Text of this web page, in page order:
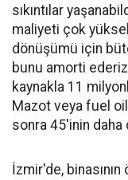
sıkıntılar
maliyeti çok
dönüşümü için
bunu amorti ederiz'
kaynakla 11
Mazot veya fuel
sonra 45'inin daha
İzmir'de,